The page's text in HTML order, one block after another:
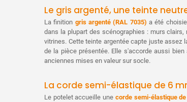
Le gris argenté, une teinte
La finition gris argenté (RAL 7035) a été
dans la plupart des scénographies : murs
vitrines. Cette teinte argentée capte juste assez
de la pièce présentée. Elle s'accorde aussi
anciennes mises en valeur sur socle.
La corde semi-élastique de 6
Le potelet accueille une corde semi-élastique